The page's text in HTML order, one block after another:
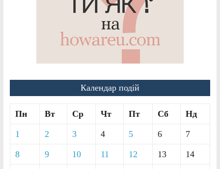
Календар подій
Пн Вт Ср Чт Пт Сб Нд
1 2 3 4 5 6 7
8 9 10 11 12 13 14